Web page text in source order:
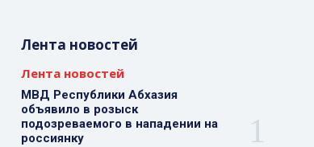
Лента новостей
Лента новостей
МВД Республики Абхазия
объявило в розыск
подозреваемого в нападении на
россиянку